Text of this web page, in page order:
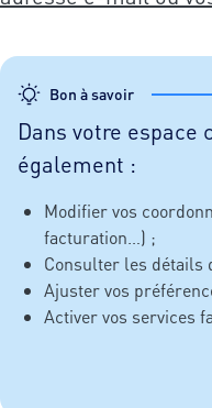
Bon à savoir
Dans votre espace
également :
Modifier vos
facturation…) ;
Consulter les détails
Ajuster vos
Activer vos services